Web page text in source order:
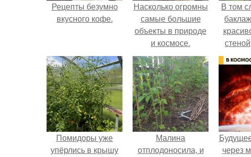
Рецепты безумно
вкусного кофе.
Насколько огромны
самые большие
объекты в природе
и космосе.
В том
Помидоры уже
упёрлись в крышу
Малина
отплодоносила, и
через